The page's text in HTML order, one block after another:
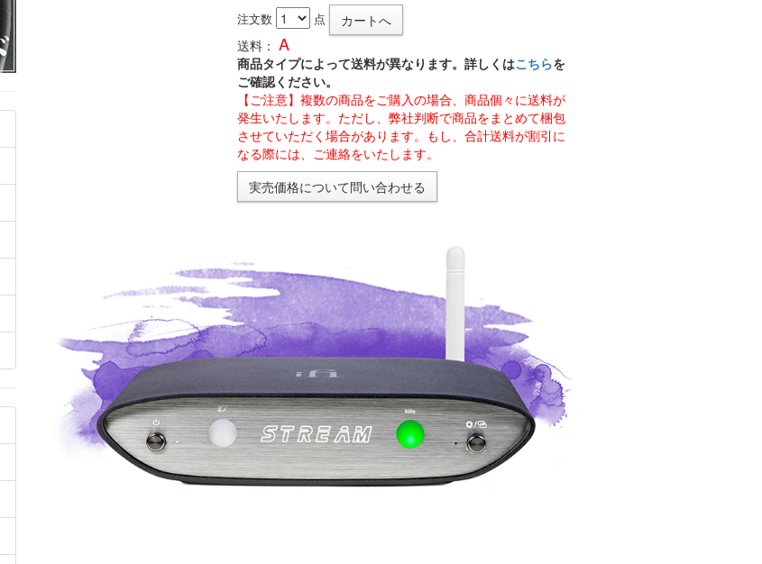
注文数 点
送料： A
商品タイプによって送料が異なります。詳しくはこちらを
ご確認ください。
【ご注意】複数の商品をご購入の場合、商品個々に送料が
発生いたします。ただし、弊社判断で商品をまとめて梱包
させていただく場合があります。もし、合計送料が割引に
なる際には、ご連絡をいたします。
実売価格について問い合わせる